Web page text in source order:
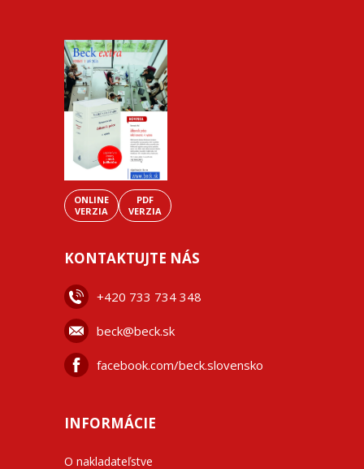
ONLINE
VERZIA
PDF
VERZIA
KONTAKTUJTE NÁS
+420 733 734 348
beck@beck.sk
facebook.com/beck.slovensko
INFORMÁCIE
O nakladateľstve